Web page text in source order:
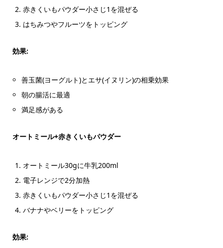
赤きくいもパウダー小さじ1を混ぜる
はちみつやフルーツをトッピング
効果:
善玉菌(ヨーグルト)とエサ(イヌリン)の相乗効果
朝の腸活に最適
満足感がある
オートミール+赤きくいもパウダー
オートミール30gに牛乳200ml
電子レンジで2分加熱
赤きくいもパウダー小さじ1を混ぜる
バナナやベリーをトッピング
効果: